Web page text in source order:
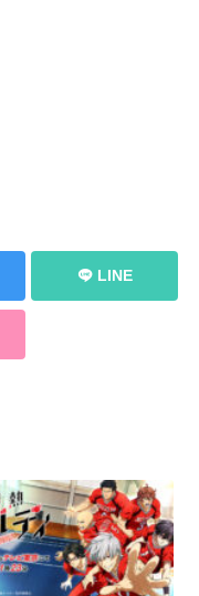
LINE